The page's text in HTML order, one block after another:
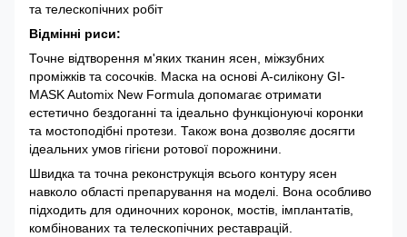
та телескопічних робіт
Відмінні риси:
Точне відтворення м'яких тканин ясен, міжзубних
проміжків та сосочків. Маска на основі A-силікону GI-
MASK Automix New Formula допомагає отримати
естетично бездоганні та ідеально функціонуючі коронки
та мостоподібні протези. Також вона дозволяє досягти
ідеальних умов гігієни ротової порожнини.
Швидка та точна реконструкція всього контуру ясен
навколо області препарування на моделі. Вона особливо
підходить для одиночних коронок, мостів, імплантатів,
комбінованих та телескопічних реставрацій.